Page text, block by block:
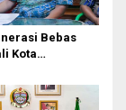
Bebas
Kota
Catin